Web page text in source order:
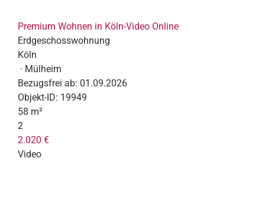
Premium Wohnen in Köln-Video Online
Erdgeschosswohnung
Köln
· Mülheim
Bezugsfrei ab: 01.09.2026
Objekt-ID: 19949
58 m²
2
2.020 €
Video